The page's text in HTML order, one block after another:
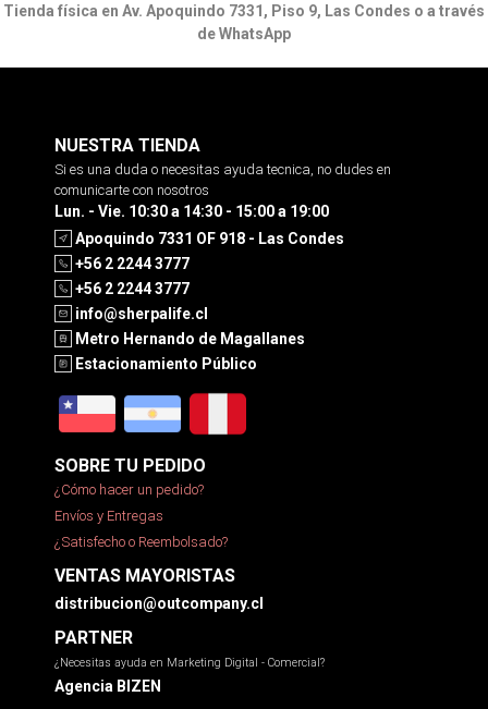
Tienda física en Av. Apoquindo 7331, Piso 9, Las Condes o a través
de WhatsApp
NUESTRA TIENDA
Si es una duda o necesitas ayuda tecnica, no dudes en
comunicarte con nosotros
Lun. - Vie. 10:30 a 14:30 - 15:00 a 19:00
Apoquindo 7331 OF 918 - Las Condes
+56 2 2244 3777
+56 2 2244 3777
info@sherpalife.cl
Metro Hernando de Magallanes
Estacionamiento Público
SOBRE TU PEDIDO
¿Cómo hacer un pedido?
Envíos y Entregas
¿Satisfecho o Reembolsado?
VENTAS MAYORISTAS
distribucion@outcompany.cl
PARTNER
¿Necesitas ayuda en Marketing Digital - Comercial?
Agencia BIZEN